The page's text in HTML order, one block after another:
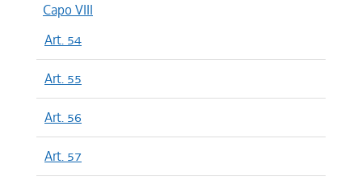
Capo VIII
Art. 54
Art. 55
Art. 56
Art. 57